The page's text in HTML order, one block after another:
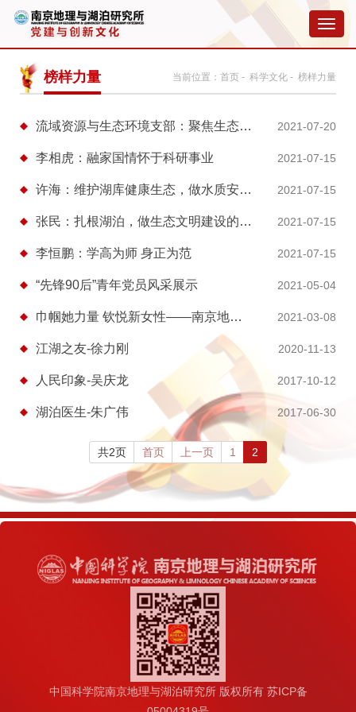
切
换
航
榜样力量 当前位置： 首页 - 科学文化 - 榜样力量
流域资源与生态环境支部：聚焦生态创新，打通“两山”转化新路径 2021-07-20
李相虎：融家国情怀于科研事业 2021-07-15
许海：维护湖库健康生态，做水质安全守护者 2021-07-15
张民：扎根湖泊，做生态文明建设的护航者 2021-07-15
李恒鹏：学高为师 身正为范 2021-07-15
“先锋90后”青年党员风采展示 2021-05-04
巾帼她力量 钦悦新女性——南京地理与湖泊研究所巾帼典型风采展示 2021-03-08
江湖之友-徐力刚 2020-11-13
人民印象-吴庆龙 2017-10-12
湖泊医生-朱广伟 2017-06-30
共2页 首页 上一页 1 2
中国科学院南京地理与湖泊研究所 版权所有 苏ICP备